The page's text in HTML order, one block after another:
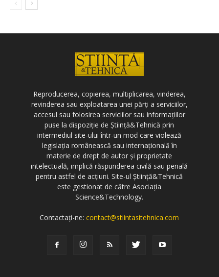
Reproducerea, copierea, multiplicarea, vinderea,
revinderea sau exploatarea unei părți a serviciilor,
accesul sau folosirea serviciilor sau informațiilor
puse la dispoziție de Știință&Tehnică prin
intermediul site-ului într-un mod care violează
legislația românească sau internațională în
materie de drept de autor și proprietate
intelectuală, implică răspunderea civilă sau penală
pentru astfel de acțiuni. Site-ul Știință&Tehnică
este gestionat de către Asociația
Science&Technology.
Contactați-ne:contact@stiintasitehnica.com